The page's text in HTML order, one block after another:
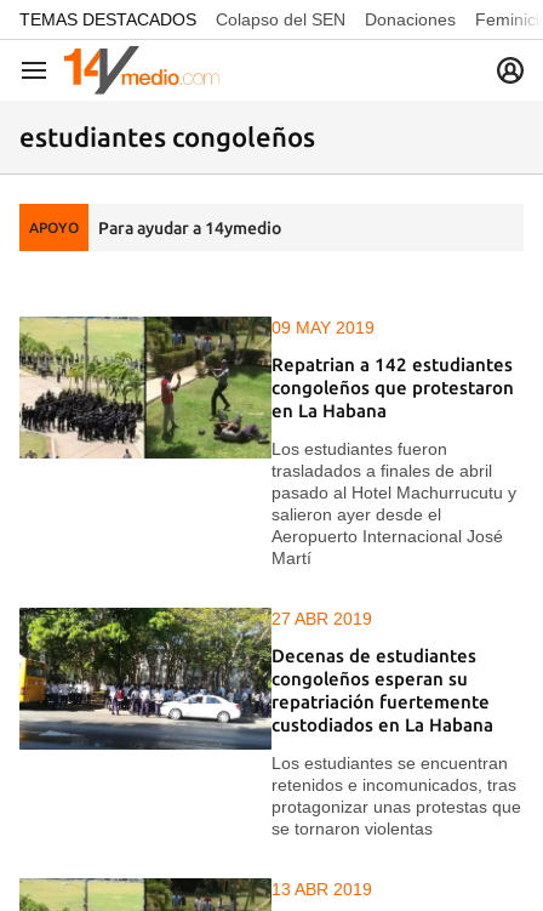
common.go-to-content
TEMAS DESTACADOS Colapso del SEN Donaciones
Navegación
estudiantes congoleños
APOYO Para ayudar a 14ymedio
09 MAY 2019
Repatrian a 142 estudiantes
congoleños que protestaron
en La Habana
Los estudiantes fueron
trasladados a finales de abril
pasado al Hotel Machurrucutu y
salieron ayer desde el
Aeropuerto Internacional José
Martí
27 ABR 2019
Decenas de estudiantes
congoleños esperan su
repatriación fuertemente
custodiados en La Habana
Los estudiantes se encuentran
retenidos e incomunicados, tras
protagonizar unas protestas que
se tornaron violentas
13 ABR 2019